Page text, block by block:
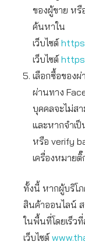
ของผู้ขาย หรื
ค้นหาใน
เว็บไซต์
เว็บไซต์
เลือกซื้อของ
ผ่านทาง
บุคคลจะไม่ส
และหากจำเ
หรือ verify
เครื่องหมาย
ทั้งนี้ หากผู้บริโภ
สินค้าออนไลน์
ในพื้นที่โดยเร็ว
เว็บไซต์